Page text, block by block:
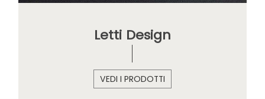
Letti Design
VEDI I PRODOTTI